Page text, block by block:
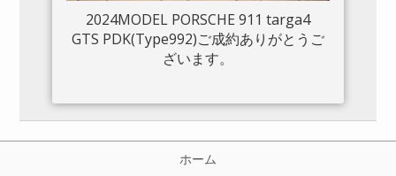
2024MODEL PORSCHE 911 targa4
GTS PDK(Type992)ご成約ありがとうご
ざいます。
ホーム